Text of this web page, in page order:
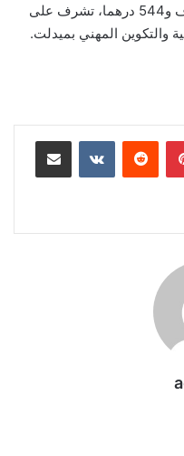
آيت مرزوك بغلاف مالي بنحو 409 آلاف و544 درهما، تشرف على
والتكوين المهني بميدلت.
بينتيريست مشاركة عبر البريد